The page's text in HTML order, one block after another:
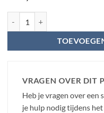
VRAGEN OVER DIT
Heb je vragen over een
je hulp nodig tijdens